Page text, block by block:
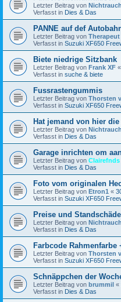
Letzter Beitrag von
Verfasst in Dies & Das
PANNE auf def
Letzter Beitrag von Therapeut
Verfasst in Suzuki XF650
Biete niedrige Sitzbank
Letzter Beitrag von Frank XF «
Verfasst in suche & biete
Fussrastengummis
Letzter Beitrag von Thorsten
Verfasst in Suzuki XF650
Hat jemand von hier
Letzter Beitrag von
Verfasst in Dies & Das
Garage inrichten om
Letzter Beitrag von Clairefnds
Verfasst in Dies & Das
Foto vom originalen
Letzter Beitrag von Etron1 «
Verfasst in Suzuki XF650
Preise und
Letzter Beitrag von
Verfasst in Dies & Das
Farbcode Rahmenfarbe
Letzter Beitrag von Thorsten
Verfasst in Suzuki XF650
Schnäppchen der
Letzter Beitrag von brummil «
Verfasst in Dies & Das